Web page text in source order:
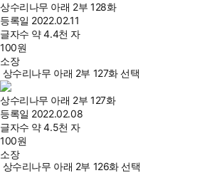
상수리나무 아래 2부 128화
등록일 2022.02.11
글자수 약 4.4천 자
100원
소장
상수리나무 아래 2부 127화 선택
상수리나무 아래 2부 127화
등록일 2022.02.08
글자수 약 4.5천 자
100원
소장
상수리나무 아래 2부 126화 선택